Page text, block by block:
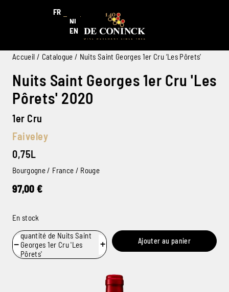
FR
NL
EN
Accueil / Catalogue / Nuits Saint Georges 1er Cru ‘Les Pôrets’
Nuits Saint Georges 1er Cru 'Les
Pôrets' 2020
1er Cru
Faiveley
0,75L
Bourgogne / France / Rouge
97,00 €
En stock
−
quantité de Nuits Saint
Georges 1er Cru 'Les
Pôrets'
+ Ajouter au panier